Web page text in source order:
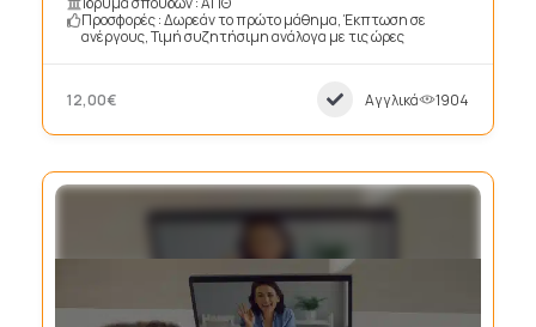
Προσφορές : Δωρεάν το πρώτο μάθημα, Έκπτωση σε
ανέργους, Τιμή συζητήσιμη ανάλογα με τις ώρες
12,00€ Αγγλικά 1904